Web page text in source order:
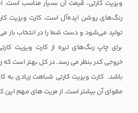
ویزیت کارتی، قیمت آن بسیار مناسب است.
رنگ‌های روشن ایده‌آل است. کارت ویزیت
تولید می‌شود و دست شما را در انتخاب باز
برای چاپ رنگ‌های تیره از کارت ویزیت
خروجی کدر بنظر می رسد. در کل بهتر است که
باشد. کارت ویزیت کارتی شباهت زیادی به
مقوای آن بیشتر است. از مزیت های مهم این